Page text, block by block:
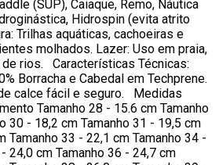
(SUP), Caiaque, Remo, Náutica
Hidrospin (evita atrito
Trilhas aquáticas, cachoeiras e
molhados. Lazer: Uso em praia,
rios. Características Técnicas:
Borracha e Cabedal em Techprene.
calce fácil e seguro. Medidas
Tamanho 28 - 15.6 cm Tamanho
30 - 18,2 cm Tamanho 31 - 19,5 cm
Tamanho 33 - 22,1 cm Tamanho 34 -
24,0 cm Tamanho 36 - 24,7 cm